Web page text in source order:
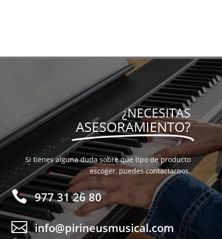
¿NECESITAS
ASESORAMIENTO?
Si tienes alguna duda sobre que tipo de producto
escoger, puedes contactarnos.
 977 31 26 80
 info@pirineusmusical.com